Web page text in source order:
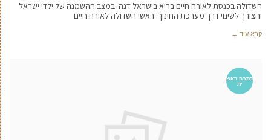
השדולה בכנסת לאורח חיים בריא בישראל דנה במצב ההשמנה של ילדי ישראל
והצורך לשינוי דרך מערכת החינוך. ראשי השדולה לאורח חיים
קרא עוד ←
כתבה ראש
ית